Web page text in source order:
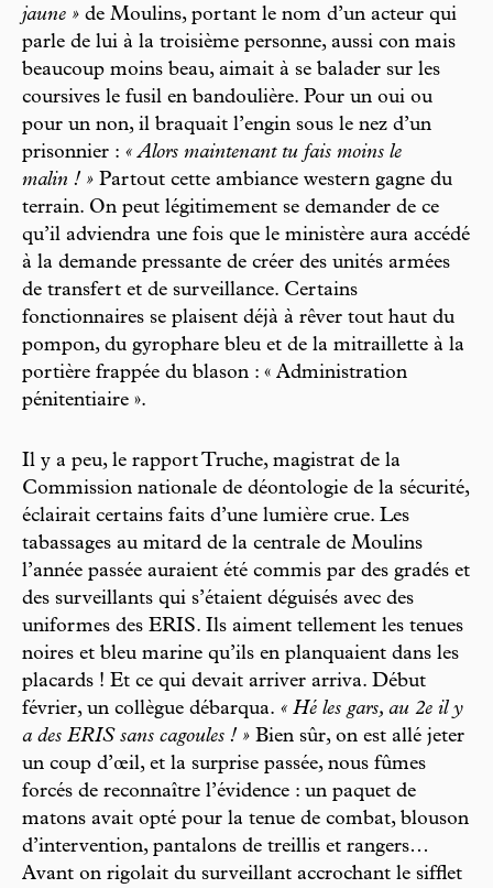
jaune » de Moulins, portant le nom d’un acteur qui
parle de lui à la troisième personne, aussi con mais
beaucoup moins beau, aimait à se balader sur les
coursives le fusil en bandoulière. Pour un oui ou
pour un non, il braquait l’engin sous le nez d’un
prisonnier : « Alors maintenant tu fais moins le
malin ! » Partout cette ambiance western gagne du
terrain. On peut légitimement se demander de ce
qu’il adviendra une fois que le ministère aura accédé
à la demande pressante de créer des unités armées
de transfert et de surveillance. Certains
fonctionnaires se plaisent déjà à rêver tout haut du
pompon, du gyrophare bleu et de la mitraillette à la
portière frappée du blason : « Administration
pénitentiaire ».
Il y a peu, le rapport Truche, magistrat de la
Commission nationale de déontologie de la sécurité,
éclairait certains faits d’une lumière crue. Les
tabassages au mitard de la centrale de Moulins
l’année passée auraient été commis par des gradés et
des surveillants qui s’étaient déguisés avec des
uniformes des ERIS. Ils aiment tellement les tenues
noires et bleu marine qu’ils en planquaient dans les
placards ! Et ce qui devait arriver arriva. Début
février, un collègue débarqua. « Hé les gars, au 2e il y
a des ERIS sans cagoules ! » Bien sûr, on est allé jeter
un coup d’œil, et la surprise passée, nous fûmes
forcés de reconnaître l’évidence : un paquet de
matons avait opté pour la tenue de combat, blouson
d’intervention, pantalons de treillis et rangers…
Avant on rigolait du surveillant accrochant le sifflet